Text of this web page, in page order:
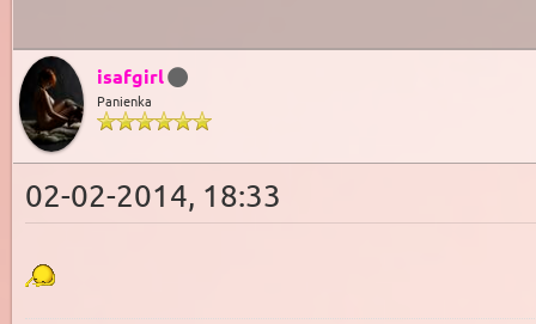
isafgirl
Panienka
02-02-2014, 18:33